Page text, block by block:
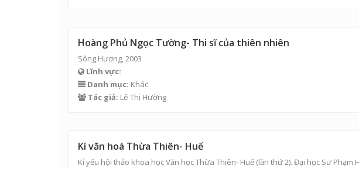
Hoàng Phủ Ngọc Tường- Thi sĩ của thiên nhiên
Sông Hương, 2003
Lĩnh vực:
Danh mục: Khác
Tác giả: Lê Thị Hường
Kí văn hoá Thừa Thiên- Huế
Kỉ yếu hội thảo khoa học Văn học Thừa Thiên- Huế (lần thứ 2). Đại học Sư Phạm